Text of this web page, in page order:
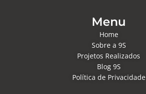
Menu
Home
Sobre a 9S
Projetos Realizados
Blog 9S
Política de Privacidade